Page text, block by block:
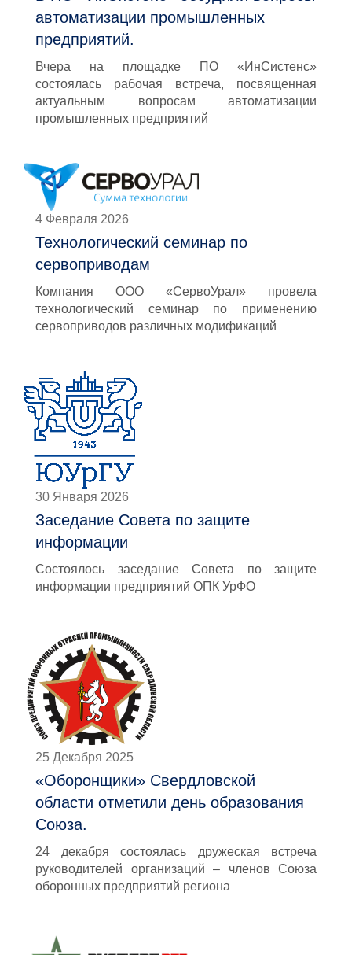
автоматизации промышленных
предприятий.
Вчера на площадке ПО «ИнСистенс»
состоялась рабочая встреча, посвященная
актуальным вопросам автоматизации
промышленных предприятий
4 Февраля 2026
Технологический семинар по
сервоприводам
Компания ООО «СервоУрал» провела
технологический семинар по применению
сервоприводов различных модификаций
30 Января 2026
Заседание Совета по защите
информации
Состоялось заседание Совета по защите
информации предприятий ОПК УрФО
25 Декабря 2025
«Оборонщики» Свердловской
области отметили день образования
Союза.
24 декабря состоялась дружеская встреча
руководителей организаций – членов Союза
оборонных предприятий региона